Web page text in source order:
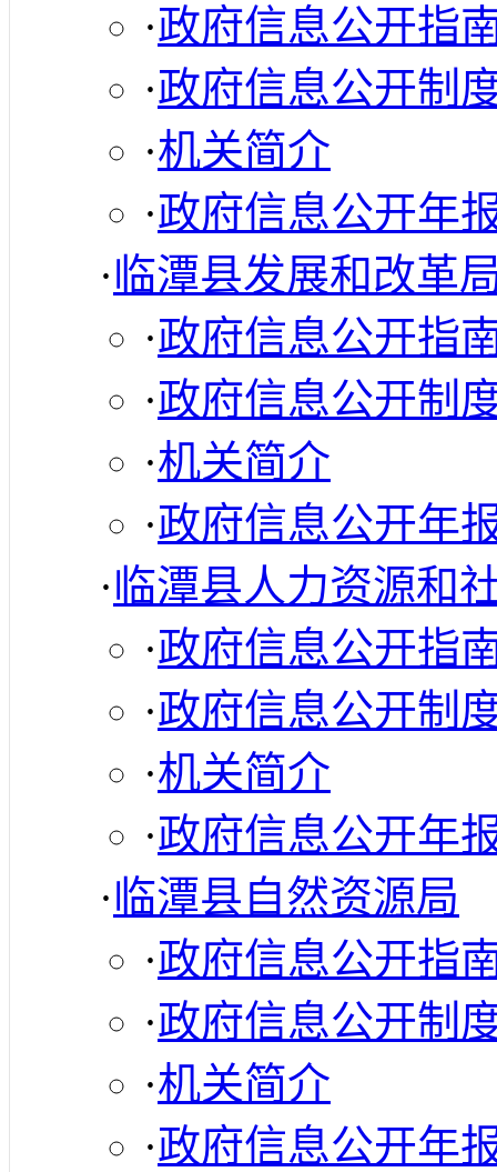
·政府信息公开指
·政府信息公开制
·机关简介
·政府信息公开年
·临潭县发展和改革
·政府信息公开指
·政府信息公开制
·机关简介
·政府信息公开年
·临潭县人力资源和
·政府信息公开指
·政府信息公开制
·机关简介
·政府信息公开年
·临潭县自然资源局
·政府信息公开指
·政府信息公开制
·机关简介
·政府信息公开年